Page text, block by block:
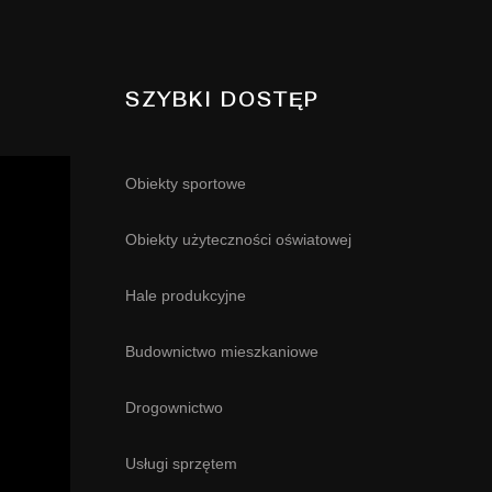
SZYBKI DOSTĘP
Obiekty sportowe
Obiekty użyteczności oświatowej
Hale produkcyjne
Budownictwo mieszkaniowe
Drogownictwo
Usługi sprzętem